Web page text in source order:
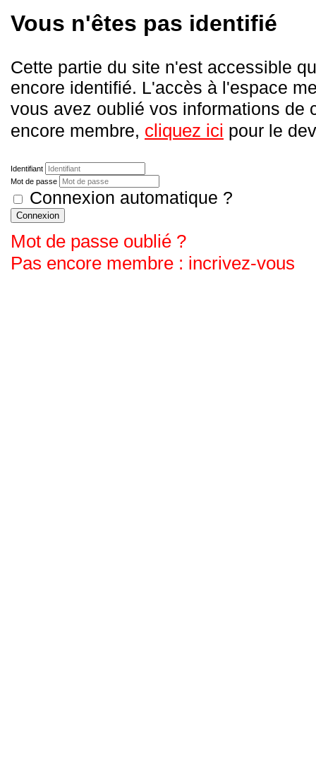
Vous n'êtes pas identifié
Cette partie du site n'est accessible
encore identifié. L'accès à l'espace
vous avez oublié vos informations de
encore membre, cliquez ici pour le
Identifiant
Mot de passe
Connexion automatique ?
Connexion
Mot de passe oublié ?
Pas encore membre : incrivez-vous